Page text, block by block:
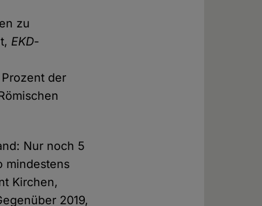
zu
EKD-
der
Nur noch 5
mindestens
Kirchen,
2019,